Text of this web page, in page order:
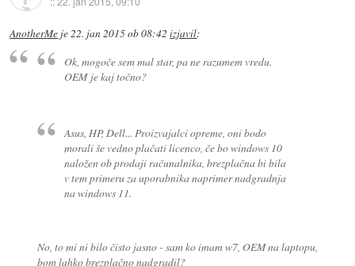
AnotherMe je22. jan 2015 ob 08:42 izjavil:
Ok, mogoče sem mal star, pa ne razumem vredu.
OEM je kaj točno?
Asus, HP, Dell... Proizvajalci opreme, oni bodo
morali še vedno plačati licenco, če bo windows 10
naložen ob prodaji računalnika, brezplačna bi bila
v tem primeru za uporabnika naprimer nadgradnja
na windows 11.
No, to mi ni bilo čisto jasno - sam ko imam w7, OEM na laptopu,
bom lahko brezplačno nadgradil?